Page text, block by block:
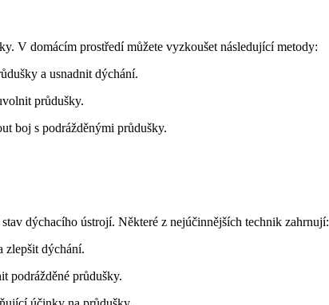
V domácím prostředí můžete vyzkoušet následující metody:
a usnadnit dýchání.
průdušky.
boj s podrážděnými průdušky.
dýchacího ústrojí. Některé z nejúčinnějších technik zahrnují:
zlepšit dýchání.
podrážděné průdušky.